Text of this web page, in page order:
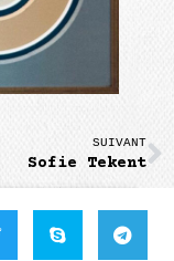
SUIVANT
Sofie Tekent